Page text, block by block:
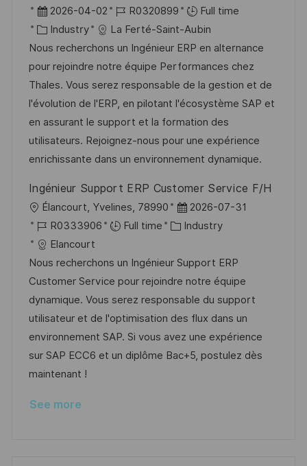
o
c
a
t
i
o
n
P
o
s
t
e
d
D
a
t
2026-04-02
J
o
b
I
d
R0320899
Full time
C
a
t
e
g
o
r
y
Industry
La Ferté-Saint-Aubin
Nous recherchons un Ingénieur ERP en alternance
pour rejoindre notre équipe Performances chez
Thales. Vous serez responsable de la gestion et de
l'évolution de l'ERP, en pilotant l'écosystème SAP et
en assurant le support et la formation des
utilisateurs. Rejoignez-nous pour une expérience
enrichissante dans un environnement dynamique.
Ingénieur Support ERP Customer Service F/H
L
o
c
a
t
i
o
n
Élancourt, Yvelines, 78990
P
o
t
e
d
D
a
t
2026-07-31
J
o
b
I
d
R0333906 Full time
C
t
e
g
o
r
y
Industry
Elancourt
Nous recherchons un Ingénieur Support ERP
Customer Service pour rejoindre notre équipe
dynamique. Vous serez responsable du support
utilisateur et de l'optimisation des flux dans un
environnement SAP. Si vous avez une expérience
sur SAP ECC6 et un diplôme Bac+5, postulez dès
maintenant !
See more